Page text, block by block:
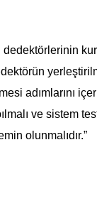
dedektörlerinin
adımlarını
ve sistem
olunmalıdır.”